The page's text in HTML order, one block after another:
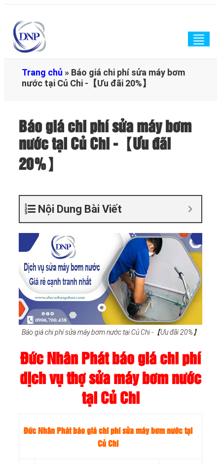
Trang chủ » Báo giá chi phí sửa máy bơm
nước tại Củ Chi -【Ưu đãi 20%】
Báo giá chi phí sửa máy bơm
nước tại Củ Chi -【Ưu đãi
20%】
Nội Dung Bài Viết
Báo giá chi phí sửa máy bơm nước tại Củ Chi -【Ưu đãi 20%】
Đức Nhân Phát báo giá chi phí
dịch vụ thợ sửa máy bơm nước
tại Củ Chi
Đức Nhân Phát báo giá chi phí sửa máy bơm nước tại
Củ Chi